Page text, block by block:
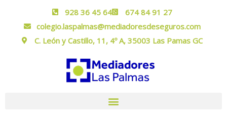
928 36 45 64
674 84 91 27
colegio.laspalmas@mediadoresdeseguros.com
C. León y Castillo, 11, 4º A, 35003 Las Pamas GC